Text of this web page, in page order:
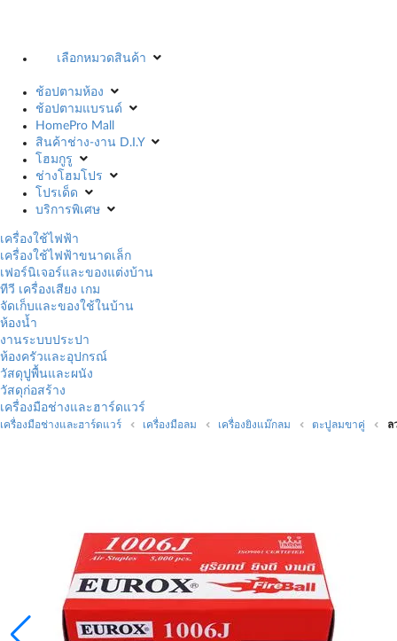
เลือกหมวดสินค้า
ช้อปตามห้อง
ช้อปตามแบรนด์
HomePro Mall
สินค้าช่าง-งาน D.I.Y
โฮมกูรู
ช่างโฮมโปร
โปรเด็ด
บริการพิเศษ
เครื่องใช้ไฟฟ้า
เครื่องใช้ไฟฟ้าขนาดเล็ก
เฟอร์นิเจอร์และของแต่งบ้าน
ทีวี เครื่องเสียง เกม
จัดเก็บและของใช้ในบ้าน
ห้องน้ำ
งานระบบประปา
ห้องครัวและอุปกรณ์
วัสดุปูพื้นและผนัง
วัสดุก่อสร้าง
เครื่องมือช่างและฮาร์ดแวร์
เครื่องมือช่างและฮาร์ดแวร์ เครื่องมือลม เครื่องยิงแม๊กลม ตะปูลมขาคู่ ล